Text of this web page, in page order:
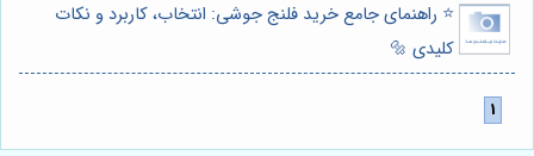
⭐️ راهنمای جامع خرید فلنج جوشی: انتخاب، کاربرد و نکات
کلیدی 🔩